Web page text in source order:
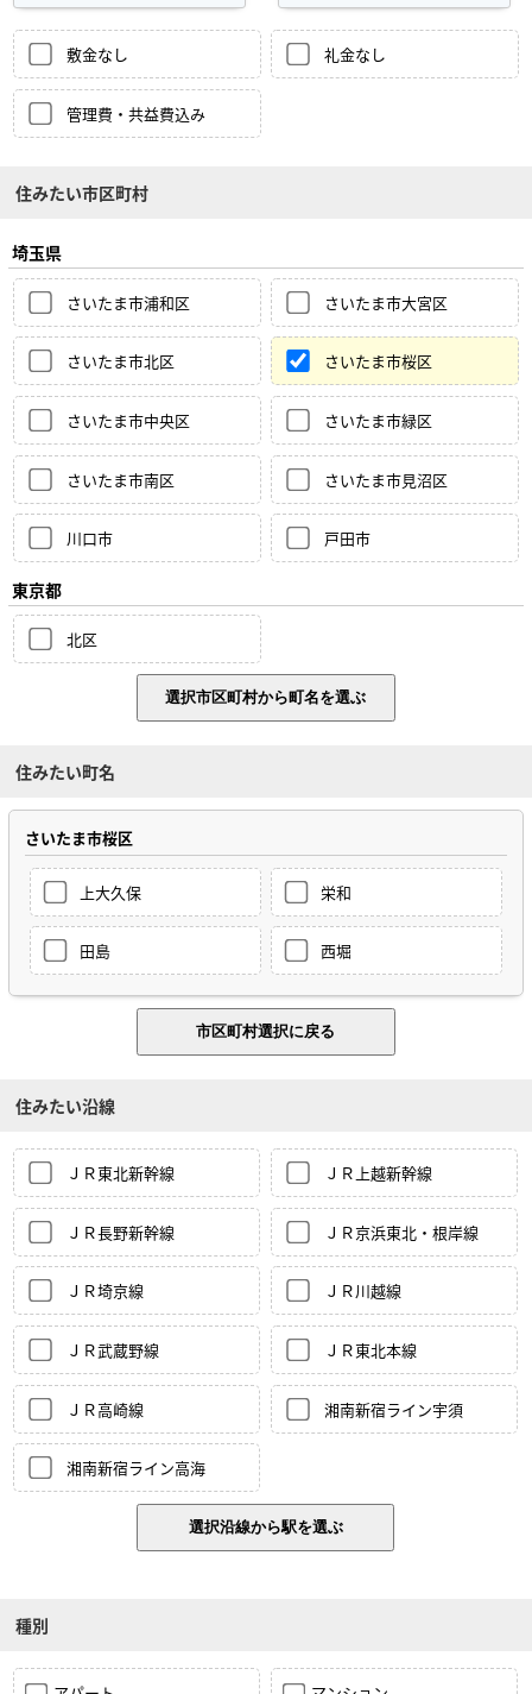
敷金なし 礼金なし
管理費・共益費込み
住みたい市区町村
埼玉県
さいたま市浦和区 さいたま市大宮区
さいたま市北区 さいたま市桜区
さいたま市中央区 さいたま市緑区
さいたま市南区 さいたま市見沼区
川口市 戸田市
東京都
北区
住みたい町名
さいたま市桜区
上大久保 栄和
田島 西堀
住みたい沿線
ＪＲ東北新幹線 ＪＲ上越新幹線
ＪＲ長野新幹線 ＪＲ京浜東北・根岸線
ＪＲ埼京線 ＪＲ川越線
ＪＲ武蔵野線 ＪＲ東北本線
ＪＲ高崎線 湘南新宿ライン宇須
湘南新宿ライン高海
種別